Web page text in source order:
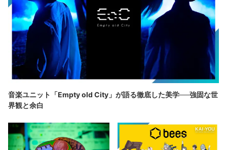
音楽ユニット「Empty old City」が語る徹底した美学──強固な世
界観と余白